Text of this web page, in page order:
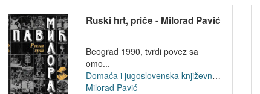
Ruski hrt, priče - Milorad Pavić
Beograd 1990, tvrdi povez sa
omo...
Domaća i jugoslovenska književnost
Milorad Pavić